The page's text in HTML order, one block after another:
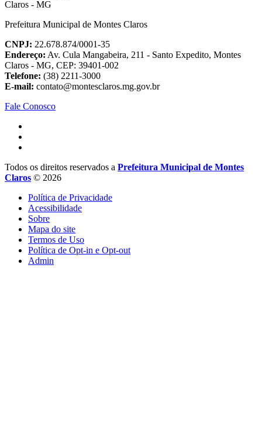
Prefeitura Municipal de Montes Claros
CNPJ: 22.678.874/0001-35
Endereço: Av. Cula Mangabeira, 211 - Santo Expedito, Montes
Claros - MG, CEP: 39401-002
Telefone: (38) 2211-3000
E-mail: contato@montesclaros.mg.gov.br
Fale Conosco
Todos os direitos reservados a Prefeitura Municipal de Montes
Claros © 2026
Política de Privacidade
Acessibilidade
Sobre
Mapa do site
Termos de Uso
Política de Opt-in e Opt-out
Admin